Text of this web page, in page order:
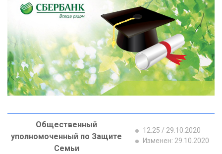
Общественный
уполномоченный по Защите
Семьи
12:25 / 29.10.2020
Изменен: 29.10.2020